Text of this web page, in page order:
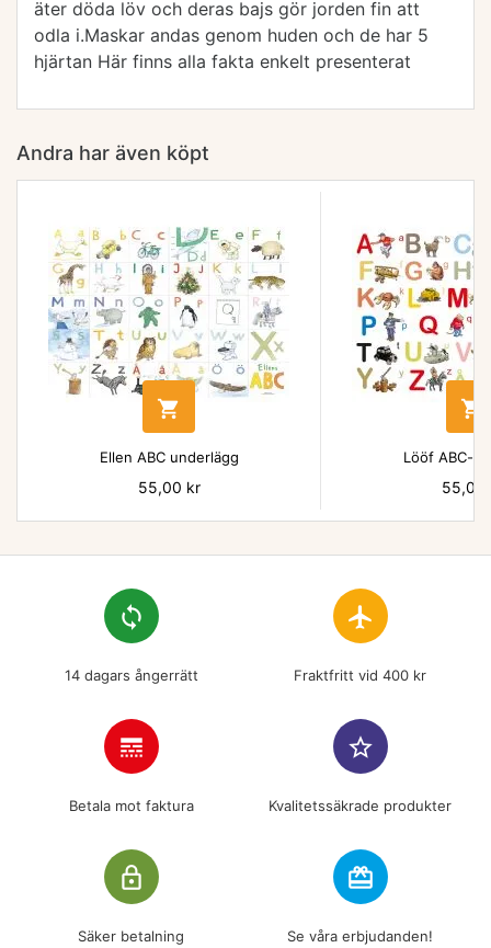
äter döda löv och deras bajs gör jorden fin att
odla i.Maskar andas genom huden och de har 5
hjärtan Här finns alla fakta enkelt presenterat
Andra har även köpt

Ellen ABC underlägg
Pris
55,00 kr

Lööf ABC-
Pris
55,00
loop
14 dagars ångerrätt
flight
Fraktfritt vid 400 kr
line_style
Betala mot faktura
star_border
Kvalitetssäkrade produkter
lock_outline
Säker betalning
redeem
Se våra erbjudanden!